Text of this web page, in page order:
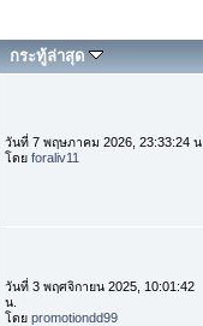
กระทู้ล่าสุด
วันที่ 7 พฤษภาคม 2026, 23:33:24 น.
โดย foraliv11
วันที่ 3 พฤศจิกายน 2025, 10:01:42
น.
โดย promotiondd99